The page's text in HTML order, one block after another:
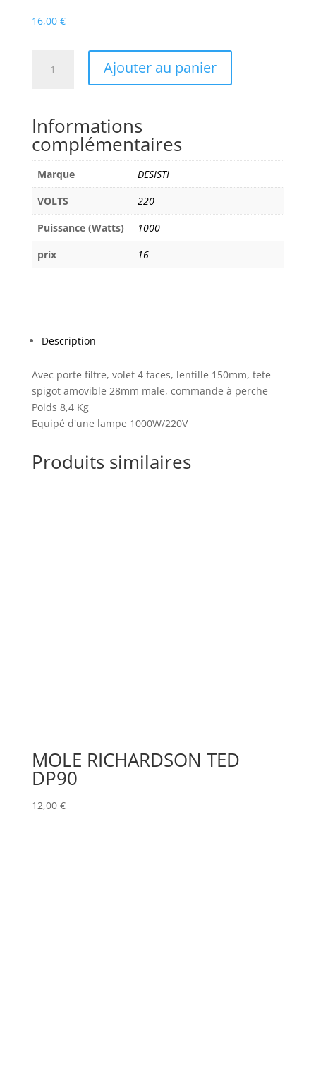
16,00 €
DESISTI
650-
1000W
LEONARDO
PO
Ajouter au panier
Informations
complémentaires
Marque
DESISTI
VOLTS
220
Puissance (Watts)
1000
prix
16
Description
Avec porte filtre, volet 4 faces, lentille 150mm, tete
spigot amovible 28mm male, commande à perche
Poids 8,4 Kg
Equipé d'une lampe 1000W/220V
Produits similaires
MOLE RICHARDSON TED
DP90
12,00 €